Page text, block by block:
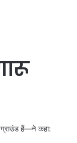
हैं—ने कहा: